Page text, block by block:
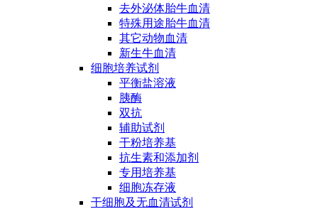
去外泌体胎牛血清
特殊用途胎牛血清
其它动物血清
新生牛血清
细胞培养试剂
平衡盐溶液
胰酶
双抗
辅助试剂
干粉培养基
抗生素和添加剂
专用培养基
细胞冻存液
干细胞及无血清试剂